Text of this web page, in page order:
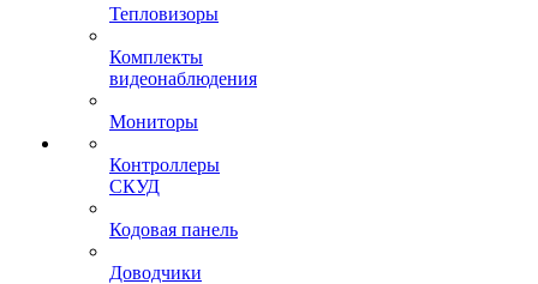
Тепловизоры
Комплекты
видеонаблюдения
Мониторы
Контроллеры
СКУД
Кодовая панель
Доводчики